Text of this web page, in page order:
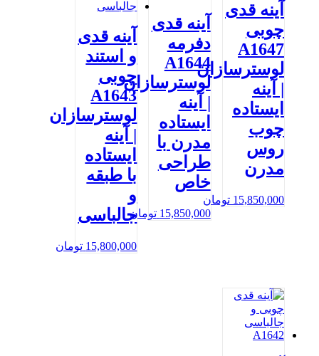
آینه قدی
چوبی
A1647
لوسترسازان
| آینه
ایستاده
چوب
روس
مدرن
15,850,000 تومان
آینه قدی
دفرمه
A1644
لوسترسازان
| آینه
ایستاده
مدرن با
طراحی
خاص
15,850,000 تومان
آینه قدی
و استند
چوبی
A1643
لوسترسازان
| آینه
ایستاده
با طبقه
و
جالباسی
15,800,000 تومان